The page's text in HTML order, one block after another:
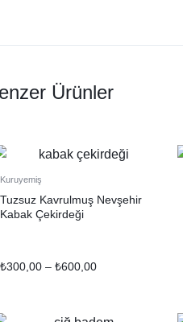
Ürünler
Kuruyemiş
Tuzsuz Kavrulmuş Nevşehir
Kabak Çekirdeği
₺300,00 – ₺600,00